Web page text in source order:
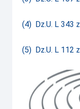
(4) Dz.U. L 343
(5) Dz.U. L 112